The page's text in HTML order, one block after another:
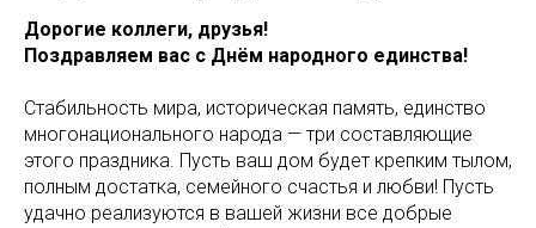
Дорогие коллеги, друзья!
Поздравляем вас с Днём народного единства!
Стабильность мира, историческая память, единство
многонационального народа — три составляющие
этого праздника. Пусть ваш дом будет крепким тылом,
полным достатка, семейного счастья и любви! Пусть
удачно реализуются в вашей жизни все добрые